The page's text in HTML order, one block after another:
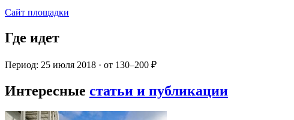
Сайт площадки
Где идет
Период: 25 июля 2018 · от 130–200 ₽
Интересные статьи и публикации